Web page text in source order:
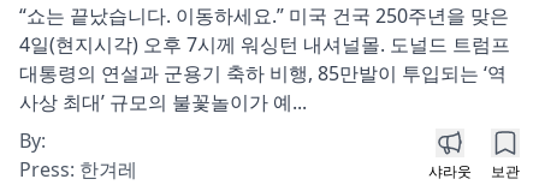
“쇼는 끝났습니다. 이동하세요.” 미국 건국 250주년을 맞은
4일(현지시각) 오후 7시께 워싱턴 내셔널몰. 도널드 트럼프
대통령의 연설과 군용기 축하 비행, 85만발이 투입되는 ‘역
사상 최대’ 규모의 불꽃놀이가 예...
By:
Press: 한겨레 샤라웃 보관